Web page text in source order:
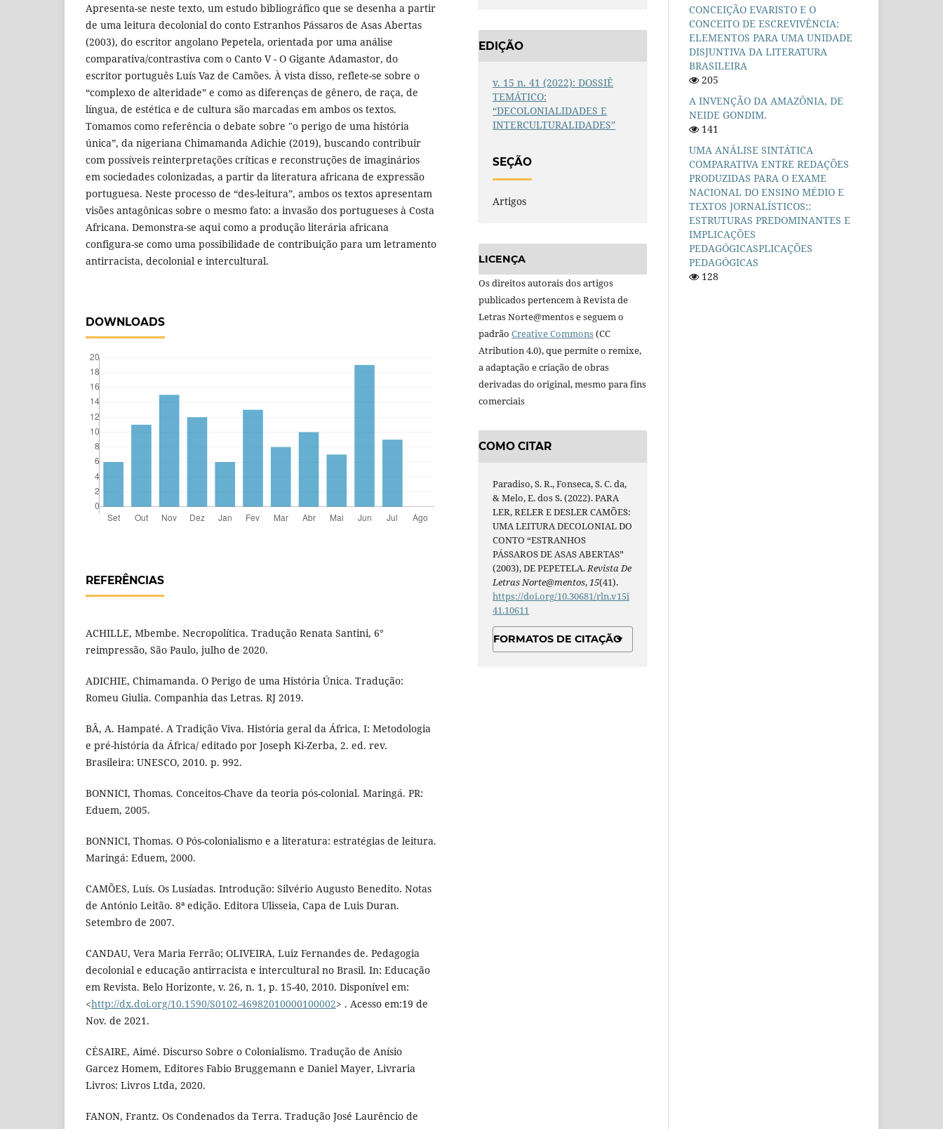
Apresenta-se neste texto, um estudo bibliográfico que se desenha a partir
de uma leitura decolonial do conto Estranhos Pássaros de Asas Abertas
(2003), do escritor angolano Pepetela, orientada por uma análise
comparativa/contrastiva com o Canto V - O Gigante Adamastor, do
escritor português Luís Vaz de Camões. À vista disso, reflete-se sobre o
“complexo de alteridade” e como as diferenças de gênero, de raça, de
língua, de estética e de cultura são marcadas em ambos os textos.
Tomamos como referência o debate sobre "o perigo de uma história
única”, da nigeriana Chimamanda Adichie (2019), buscando contribuir
com possíveis reinterpretações críticas e reconstruções de imaginários
em sociedades colonizadas, a partir da literatura africana de expressão
portuguesa. Neste processo de “des-leitura”, ambos os textos apresentam
visões antagônicas sobre o mesmo fato: a invasão dos portugueses à Costa
Africana. Demonstra-se aqui como a produção literária africana
configura-se como uma possibilidade de contribuição para um letramento
antirracista, decolonial e intercultural.
DOWNLOADS
REFERÊNCIAS
ACHILLE, Mbembe. Necropolítica. Tradução Renata Santini, 6°
reimpressão, São Paulo, julho de 2020.
ADICHIE, Chimamanda. O Perigo de uma História Única. Tradução:
Romeu Giulia. Companhia das Letras. RJ 2019.
BÂ, A. Hampaté. A Tradição Viva. História geral da África, I: Metodologia
e pré-história da África/ editado por Joseph Ki-Zerba, 2. ed. rev.
Brasileira: UNESCO, 2010. p. 992.
BONNICI, Thomas. Conceitos-Chave da teoria pós-colonial. Maringá. PR:
Eduem, 2005.
BONNICI, Thomas. O Pós-colonialismo e a literatura: estratégias de leitura.
Maringá: Eduem, 2000.
CAMÕES, Luís. Os Lusíadas. Introdução: Silvério Augusto Benedito. Notas
de António Leitão. 8ª edição. Editora Ulisseia, Capa de Luis Duran.
Setembro de 2007.
CANDAU, Vera Maria Ferrão; OLIVEIRA, Luiz Fernandes de. Pedagogia
decolonial e educação antirracista e intercultural no Brasil. In: Educação
em Revista. Belo Horizonte, v. 26, n. 1, p. 15-40, 2010. Disponível em:
<http://dx.doi.org/10.1590/S0102-46982010000100002> . Acesso em:19 de
Nov. de 2021.
CÉSAIRE, Aimé. Discurso Sobre o Colonialismo. Tradução de Anísio
Garcez Homem, Editores Fabio Bruggemann e Daniel Mayer, Livraria
Livros: Livros Ltda, 2020.
FANON, Frantz. Os Condenados da Terra. Tradução José Laurêncio de
EDIÇÃO
v. 15 n. 41 (2022): DOSSIÊ
TEMÁTICO:
“DECOLONIALIDADES E
INTERCULTURALIDADES”
SEÇÃO
Artigos
LICENÇA
Os direitos autorais dos artigos
publicados pertencem à Revista de
Letras Norte@mentos e seguem o
padrão Creative Commons(CC
Atribution 4.0), que permite o remixe,
a adaptação e criação de obras
derivadas do original, mesmo para fins
comerciais
COMO CITAR
Paradiso, S. R., Fonseca, S. C. da,
& Melo, E. dos S. (2022). PARA
LER, RELER E DESLER CAMÕES:
UMA LEITURA DECOLONIAL DO
CONTO “ESTRANHOS
PÁSSAROS DE ASAS ABERTAS”
(2003), DE PEPETELA. Revista De
Letras Norte@mentos, 15(41).
https://doi.org/10.30681/rln.v15i
41.10611
FORMATOS DE CITAÇÃO
CONCEIÇÃO EVARISTO E O
CONCEITO DE ESCREVIVÊNCIA:
ELEMENTOS PARA UMA UNIDADE
DISJUNTIVA DA LITERATURA
BRASILEIRA
205
A INVENÇÃO DA AMAZÔNIA, DE
NEIDE GONDIM.
141
UMA ANÁLISE SINTÁTICA
COMPARATIVA ENTRE REDAÇÕES
PRODUZIDAS PARA O EXAME
NACIONAL DO ENSINO MÉDIO E
TEXTOS JORNALÍSTICOS::
ESTRUTURAS PREDOMINANTES E
IMPLICAÇÕES
PEDAGÓGICASPLICAÇÕES
PEDAGÓGICAS
128